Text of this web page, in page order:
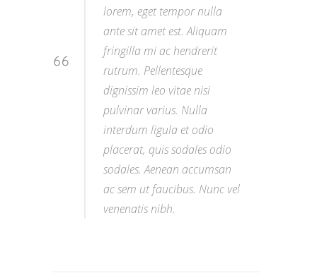
lorem, eget tempor nulla
ante sit amet est. Aliquam
fringilla mi ac hendrerit
rutrum. Pellentesque
dignissim leo vitae nisi
pulvinar varius. Nulla
interdum ligula et odio
placerat, quis sodales odio
sodales. Aenean accumsan
ac sem ut faucibus. Nunc vel
venenatis nibh.